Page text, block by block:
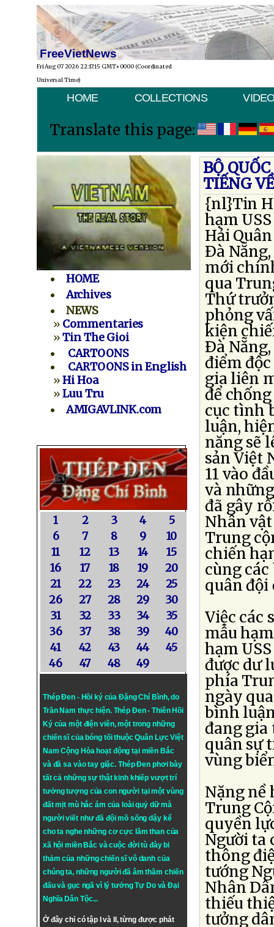
FreeVietNews
Fri Aug 07 2026 22:17:15 GMT+0000 (Coordinated
Universal Time)
HOME COLLECTIONS
Translate this page:
HOME
Archives
NEWS
» Commentaries
»Tin The Gioi
CARTOONS
CARTOONS in English
»Hi Hoa
»Luu Tru
AMIGAVLINK.com
1 2 3 4
5
6
7 8 9
10
11
12 13 14
15
16
17 18 19
20
21
22 23 24
25
26
27 28 29
30
31
32 33 34
35
36
37 38 39
40
41
42 43 44
45
46
47 48 49
Thép Đen - Hồi ký của Đặng Chí Bình, do
Trần Nam thực hiện. Thép Đen- Thiên Hồi
Ký của một điện viên, một trong những
chiến sĩ của bóng tối thuộc Quân Lực Việt
Nam Cộng Hòa hoạt động tại miền Bắc
và đã sa vào tay giặc. Thép Đen phơi bày
tất cả những sự thật kinh khiếp vượt trí
tưởng tượng của con người tại một vùng
đất mịt mù hắc ám của loài quỷ dữ mà
người viết như đã đội mồ sống dậy kể
cho ta nghe những cơ cực lầm than của
xã hội miền Bắc và cuộc đời tù đày bi
thảm của những chiến sĩ vô danh của
chúng ta, những người đã âm thầm chiến
đấu và gục ngã vì lý tưởngTự DovàĐại
Nghĩa Dân Tộc...
Ở đây chỉ có tập I và II, từng được phát
BỘ
TIẾNG
{nl}Tin
hạm
Hải
Ðà
mới
qua
Thứ
phỏng
kiện
Ðà
điểm
gia liên
để
cục tình
luận,
năng sẽ
sản Việt
11 vào
và
đã gây
Nhân
Trung
chiến
cùng
quân đội
Việc các
mẫu
hạm
được dư
phía
ngày
bình
đang gia
quân sự
vùng
Nặng nề
Trung
quyền
Người ta
thông
tướng
Nhân
thiếu
tưởng